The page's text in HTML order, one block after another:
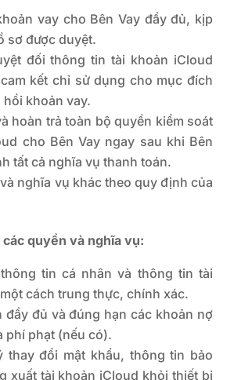
vay cho Bên Vay đầy đủ, kịp
sơ được duyệt.
đối thông tin tài khoản iCloud
kết chỉ sử dụng cho mục đích
khoản vay.
hoàn trả toàn bộ quyền kiểm soát
cho Bên Vay ngay sau khi Bên
tất cả nghĩa vụ thanh toán.
nghĩa vụ khác theo quy định của
các quyền và nghĩa vụ:
tin cá nhân và thông tin tài
cách trung thực, chính xác.
đầy đủ và đúng hạn các khoản nợ
phí phạt (nếu có).
thay đổi mật khẩu, thông tin bảo
xuất tài khoản iCloud khỏi thiết bị